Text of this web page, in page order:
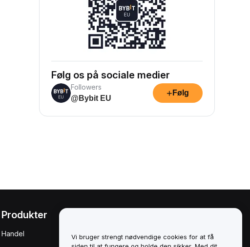
Følg os på sociale medier
Followers
@Bybit EU
+ Følg
Produkter
Handel
Politik om
interessekonflikter
Vi bruger strengt nødvendige cookies for at få